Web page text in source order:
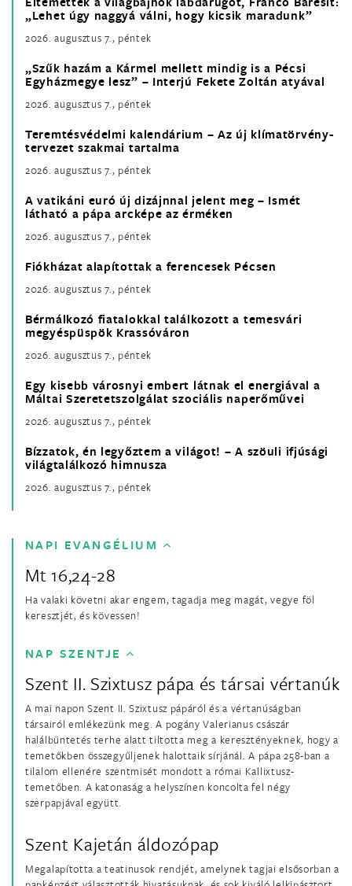
„Lehet úgy naggyá válni, hogy kicsik maradunk”
2026. augusztus 7., péntek
„Szűk hazám a Kármel mellett mindig is a Pécsi
Egyházmegye lesz” – Interjú Fekete Zoltán atyával
2026. augusztus 7., péntek
Teremtésvédelmi kalendárium – Az új klímatörvény-
tervezet szakmai tartalma
2026. augusztus 7., péntek
A vatikáni euró új dizájnnal jelent meg – Ismét
látható a pápa arcképe az érméken
2026. augusztus 7., péntek
Fiókházat alapítottak a ferencesek Pécsen
2026. augusztus 7., péntek
Bérmálkozó fiatalokkal találkozott a temesvári
megyéspüspök Krassóváron
2026. augusztus 7., péntek
Egy kisebb városnyi embert látnak el energiával a
Máltai Szeretetszolgálat szociális naperőművei
2026. augusztus 7., péntek
Bízzatok, én legyőztem a világot! – A szöuli ifjúsági
világtalálkozó himnusza
2026. augusztus 7., péntek
NAPI EVANGÉLIUM
Mt 16,24-28
Ha valaki követni akar engem, tagadja meg magát, vegye föl
keresztjét, és kövessen!
NAP SZENTJE
Szent II. Szixtusz pápa és társai vértanúk
A mai napon Szent II. Szixtusz pápáról és a vértanúságban
társairól emlékezünk meg. A pogány Valerianus császár
halálbüntetés terhe alatt tiltotta meg a keresztényeknek, hogy a
temetőkben összegyűljenek halottaik sírjánál. A pápa 258-ban a
tilalom ellenére szentmisét mondott a római Kallixtusz-
temetőben. A katonaság a helyszínen koncolta fel négy
szerpapjával együtt.
Szent Kajetán áldozópap
Megalapította a teatinusok rendjét, amelynek tagjai elsősorban a